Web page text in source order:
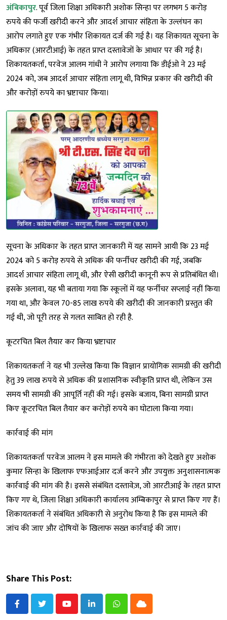
अंबिकापुर. पूर्व जिला शिक्षा अधिकारी अशोक सिन्हा पर लगभग 5 करोड़
रुपये की फर्जी खरीदी करने और आदर्श आचार संहिता के उल्लंघन का
आरोप लगाते हुए एक गंभीर शिकायत दर्ज की गई है। यह शिकायत सूचना के
अधिकार (आरटीआई) के तहत प्राप्त दस्तावेजों के आधार पर की गई है।
शिकायतकर्ता, परवेज आलम गांधी ने आरोप लगाया कि डीईओ ने 23 मई
2024 को, जब आदर्श आचार संहिता लागू थी, विभिन्न प्रकार की खरीदी की
और करोड़ों रुपये का भ्रष्टाचार किया।
सूचना के अधिकार के तहत प्राप्त जानकारी में यह सामने आयी कि 23 मई
2024 को 5 करोड़ रुपये से अधिक की फर्नीचर खरीदी की गई, जबकि
आदर्श आचार संहिता लागू थी, और ऐसी खरीदी कानूनी रूप से प्रतिबंधित थी।
इसके अलावा, यह भी बताया गया कि स्कूलों में यह फर्नीचर सप्लाई नहीं किया
गया था, और केवल 70-85 लाख रुपये की खरीदी की जानकारी प्रस्तुत की
गई थी, जो पूरी तरह से गलत साबित हो रही है.
कूटरचित बिल तैयार कर किया भ्रष्टाचार
शिकायतकर्ता ने यह भी उल्लेख किया कि विज्ञान प्रायोगिक सामग्री की खरीदी
हेतु 39 लाख रुपये से अधिक की प्रशासनिक स्वीकृति प्राप्त थी, लेकिन उस
समय भी सामग्री की आपूर्ति नहीं की गई। इसके बजाय, बिना सामग्री प्राप्त
किए कूटरचित बिल तैयार कर करोड़ों रुपये का घोटाला किया गया।
कार्रवाई की मांग
शिकायतकर्ता परवेज आलम ने इस मामले की गंभीरता को देखते हुए अशोक
कुमार सिन्हा के खिलाफ एफआईआर दर्ज करने और उपयुक्त अनुशासनात्मक
कार्रवाई की मांग की है। इससे संबंधित दस्तावेज़, जो आरटीआई के तहत प्राप्त
किए गए थे, जिला शिक्षा अधिकारी कार्यालय अम्बिकापुर से प्राप्त किए गए हैं।
शिकायतकर्ता ने संबंधित अधिकारी से अनुरोध किया है कि इस मामले की
जांच की जाए और दोषियों के खिलाफ सख्त कार्रवाई की जाए।
Share This Post:
YoutubeLinkedInWhatsappCloud